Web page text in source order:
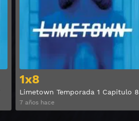
1x8
Limetown Temporada 1 Capitulo 8
7 años hace